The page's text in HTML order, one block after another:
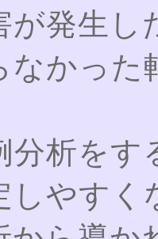
が発生し
なかった
分析をす
しやす